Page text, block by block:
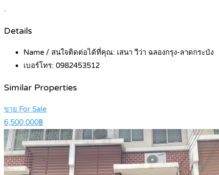
.
Details
Name / สนใจติดต่อได้ที่คุณ: เสนา วีว่า ฉลองกรุง-ลาดกระบัง
เบอร์โทร: 0982453512
Similar Properties
ขาย For Sale
6,500,000฿